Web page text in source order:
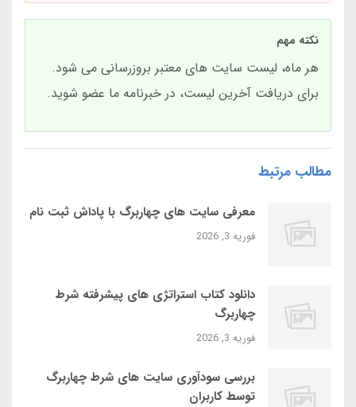
نکته مهم
هر ماه، لیست سایت های معتبر بروزرسانی می شود.
برای دریافت آخرین لیست، در خبرنامه ما عضو شوید.
مطالب مرتبط
معرفی سایت‌ های چهاربرگ با پاداش ثبت‌ نام
فوریه 3, 2026
دانلود کتاب استراتژی‌ های پیشرفته شرط
چهاربرگ
فوریه 3, 2026
بررسی سودآوری سایت‌ های شرط چهاربرگ
توسط کاربران